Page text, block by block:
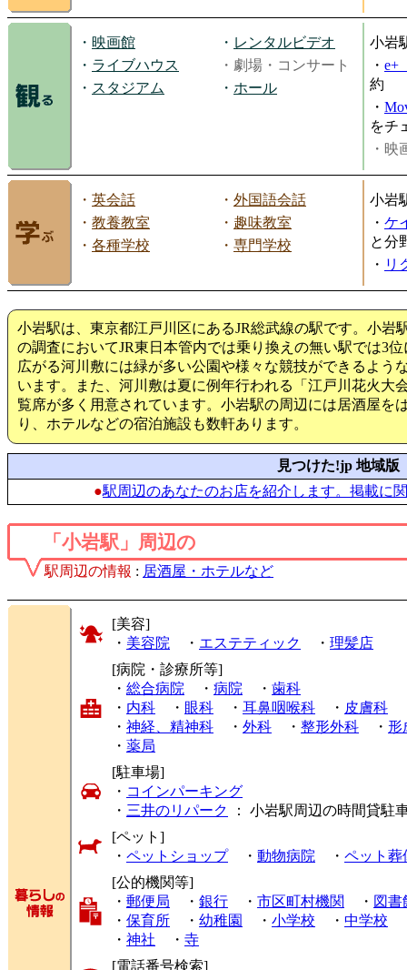
・ 映画館 ・ レンタルビデオ
・ ライブハウス
・劇場・コンサート
・ スタジアム ・ ホール
小岩
・ e+
約
・
をチ
・映
・ 英会話 ・ 外国語会話
・ 教養教室 ・ 趣味教室
・ 各種学校 ・ 専門学校
小岩
・ ケ
と分
・ リ
小岩駅は、東京都江戸川区にあるJR総武線の駅です。小岩
の調査においてJR東日本管内では乗り換えの無い駅では3
広がる河川敷には緑が多い公園や様々な競技ができるよう
います。また、河川敷は夏に例年行われる「江戸川花火大
覧席が多く用意されています。小岩駅の周辺には居酒屋を
り、ホテルなどの宿泊施設も数軒あります。
見つけた!jp 地域版
●駅周辺のあなたのお店を紹介します。掲載に
「小岩駅」周辺の
駅周辺の情報 : 居酒屋・ホテルなど
[美容]
・ 美容院 ・ エステティック ・ 理髪店
[病院・診療所等]
・ 総合病院 ・ 病院 ・ 歯科
・ 内科 ・ 眼科 ・ 耳鼻咽喉科 ・ 皮膚科
・ 神経、精神科 ・ 外科 ・ 整形外科 ・ 形
・ 薬局
[駐車場]
・ コインパーキング
・ 三井のリパーク
： 小岩駅周辺の時間貸駐
[ペット]
・ ペットショップ・ 動物病院 ・ ペット葬
[公的機関等]
・ 郵便局 ・ 銀行 ・ 市区町村機関 ・ 図書
・ 保育所 ・ 幼稚園 ・ 小学校 ・ 中学校
・ 神社 ・ 寺
[電話番号検索]